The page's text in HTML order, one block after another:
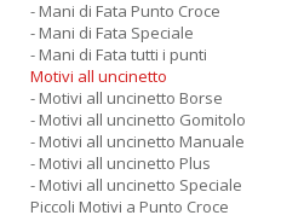
- Mani di Fata Punto Croce
- Mani di Fata Speciale
- Mani di Fata tutti i punti
Motivi all uncinetto
- Motivi all uncinetto Borse
- Motivi all uncinetto Gomitolo
- Motivi all uncinetto Manuale
- Motivi all uncinetto Plus
- Motivi all uncinetto Speciale
Piccoli Motivi a Punto Croce